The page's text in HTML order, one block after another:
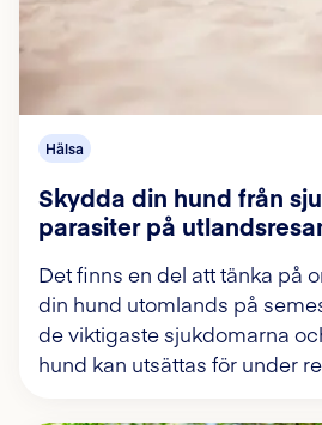
Hälsa
Skydda din hund från
parasiter på
Det finns en del att tänka på
din hund utomlands på
de viktigaste sjukdomarna
hund kan utsättas för under